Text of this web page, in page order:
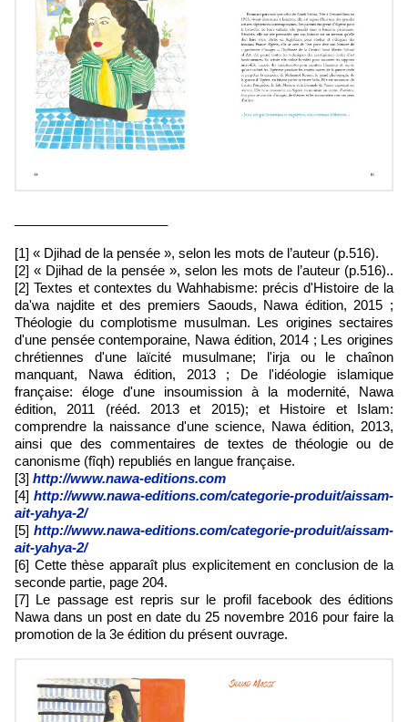
[1] « Djihad de la pensée », selon les mots de l’auteur (p.516).
[2] « Djihad de la pensée », selon les mots de l’auteur (p.516)..
[2] Textes et contextes du Wahhabisme: précis d'Histoire de la
da'wa najdite et des premiers Saouds, Nawa édition, 2015 ;
Théologie du complotisme musulman. Les origines sectaires
d'une pensée contemporaine, Nawa édition, 2014 ; Les origines
chrétiennes d'une laïcité musulmane; l'irja ou le chaînon
manquant, Nawa édition, 2013 ; De l'idéologie islamique
française: éloge d'une insoumission à la modernité, Nawa
édition, 2011 (rééd. 2013 et 2015); et Histoire et Islam:
comprendre la naissance d'une science, Nawa édition, 2013,
ainsi que des commentaires de textes de théologie ou de
canonisme (fîqh) republiés en langue française.
[3] http://www.nawa-editions.com
[4] http://www.nawa-editions.com/categorie-produit/aissam-
ait-yahya-2/
[5] http://www.nawa-editions.com/categorie-produit/aissam-
ait-yahya-2/
[6] Cette thèse apparaît plus explicitement en conclusion de la
seconde partie, page 204.
[7] Le passage est repris sur le profil facebook des éditions
Nawa dans un post en date du 25 novembre 2016 pour faire la
promotion de la 3e édition du présent ouvrage.